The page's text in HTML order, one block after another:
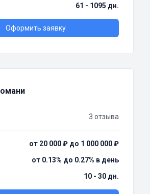
61 - 1095 дн.
Оформить заявку
3 отзыва
от 20 000 ₽ до 1 000 000 ₽
от 0.13% до 0.27% в день
10 - 30 дн.